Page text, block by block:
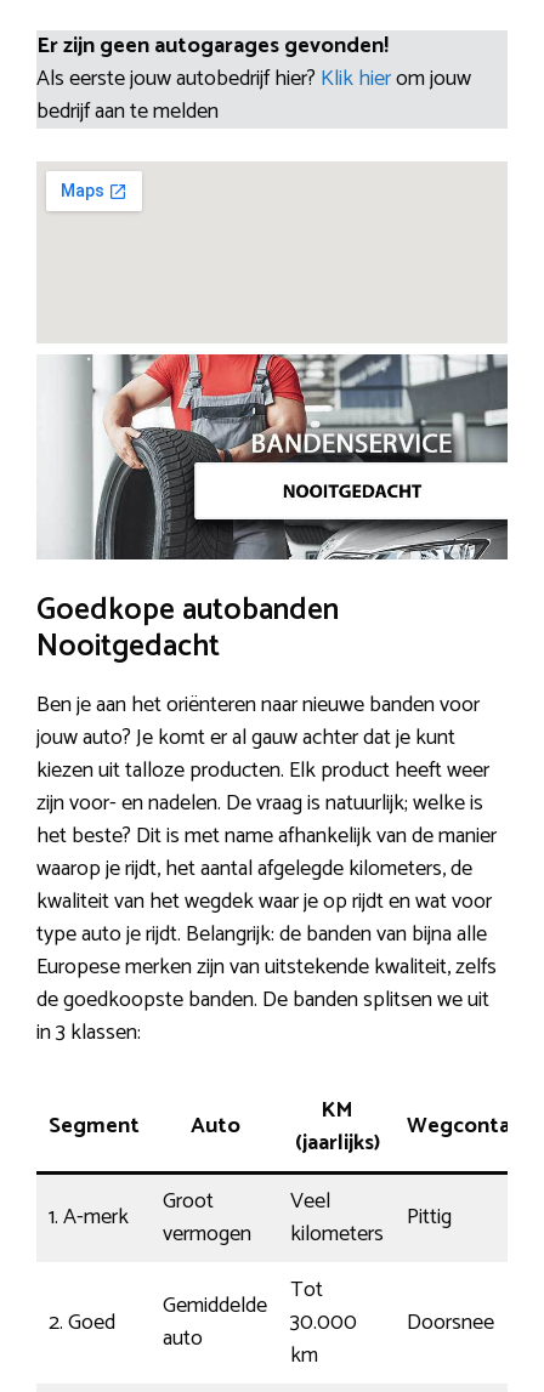
Er zijn geen autogarages gevonden!
Als eerste jouw autobedrijf hier? Klik hierom jouw
bedrijf aan te melden
Goedkope autobanden
Nooitgedacht
Ben je aan het oriënteren naar nieuwe banden voor
jouw auto? Je komt er al gauw achter dat je kunt
kiezen uit talloze producten. Elk product heeft weer
zijn voor- en nadelen. De vraag is natuurlijk; welke is
het beste? Dit is met name afhankelijk van de manier
waarop je rijdt, het aantal afgelegde kilometers, de
kwaliteit van het wegdek waar je op rijdt en wat voor
type auto je rijdt. Belangrijk: de banden van bijna alle
Europese merken zijn van uitstekende kwaliteit, zelfs
de goedkoopste banden. De banden splitsen we uit
in 3 klassen:
Segment Auto
KM
(jaarlijks)
Wegcontact
1. A-merk
Groot
vermogen
Veel
kilometers
Pittig
2. Goed
Gemiddelde
auto
Tot
30.000
km
Doorsnee